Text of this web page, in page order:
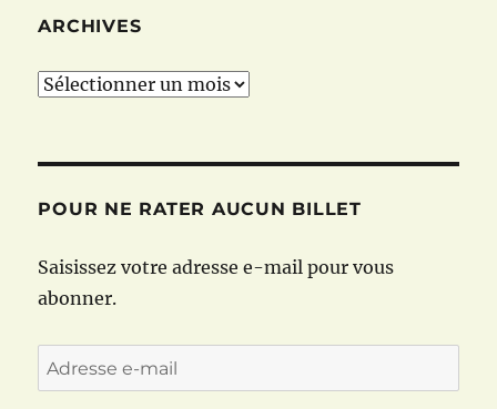
ARCHIVES
Archives
POUR NE RATER AUCUN BILLET
Saisissez votre adresse e-mail pour vous
abonner.
Adresse
e-